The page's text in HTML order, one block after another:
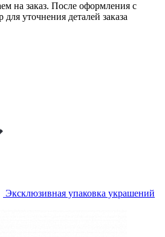
на заказ. После оформления с
уточнения деталей заказа
Эксклюзивная упаковка украшений